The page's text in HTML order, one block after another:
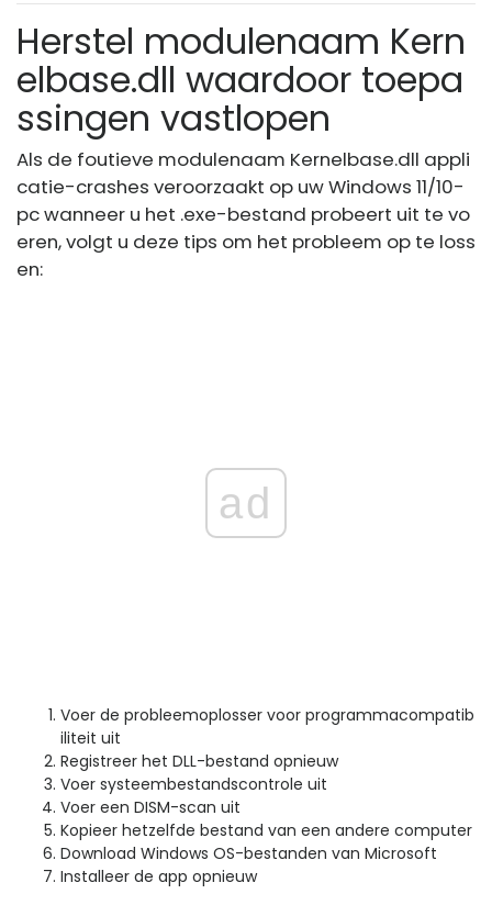
Herstel modulenaam Kern
elbase.dll waardoor toepa
ssingen vastlopen
Als de foutieve modulenaam Kernelbase.dll appli
catie-crashes veroorzaakt op uw Windows 11/10-
pc wanneer u het .exe-bestand probeert uit te vo
eren, volgt u deze tips om het probleem op te loss
en:
ad
Voer de probleemoplosser voor programmacompatib
iliteit uit
Registreer het DLL-bestand opnieuw
Voer systeembestandscontrole uit
Voer een DISM-scan uit
Kopieer hetzelfde bestand van een andere computer
Download Windows OS-bestanden van Microsoft
Installeer de app opnieuw